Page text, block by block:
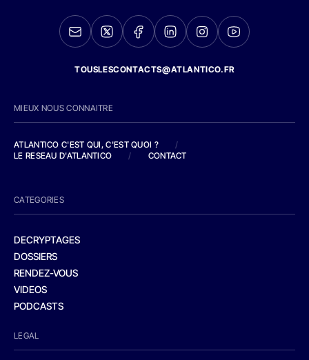
TOUSLESCONTACTS@ATLANTICO.FR
MIEUX NOUS CONNAITRE
ATLANTICO C'EST QUI, C'EST QUOI ?
/
LE RESEAU D'ATLANTICO
/ CONTACT
CATEGORIES
DECRYPTAGES
DOSSIERS
RENDEZ-VOUS
VIDEOS
PODCASTS
LEGAL